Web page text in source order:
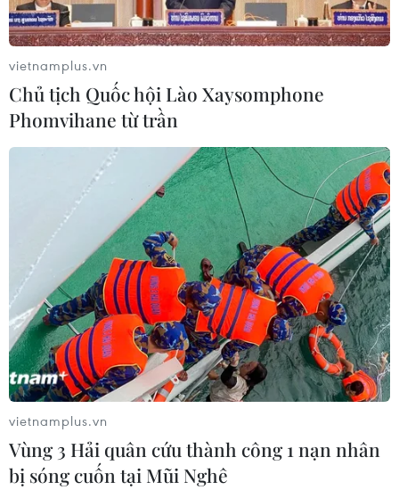
vietnamplus.vn
Chủ tịch Quốc hội Lào Xaysomphone
Phomvihane từ trần
vietnamplus.vn
Vùng 3 Hải quân cứu thành công 1 nạn nhân
bị sóng cuốn tại Mũi Nghê